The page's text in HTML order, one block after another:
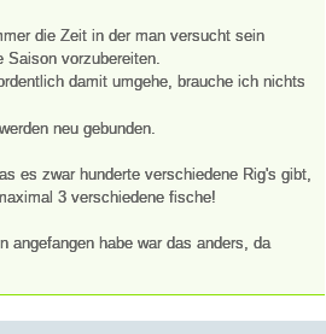
die Zeit in der man versucht sein
Saison vorzubereiten.
damit umgehe, brauche ich nichts
neu gebunden.
es zwar hunderte verschiedene Rig's gibt,
3 verschiedene fische!
angefangen habe war das anders, da